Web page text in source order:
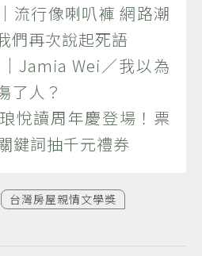
流行像喇叭褲 網路潮
們再次說起死語
Jamia Wei／我以為
了人？
悅讀周年慶登場！票
鍵詞抽千元禮券
台灣房屋親情文學獎